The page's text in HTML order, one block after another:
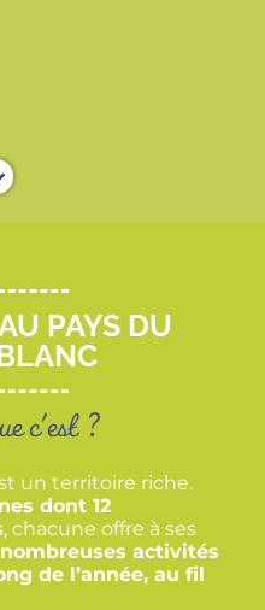
PAYS DU
c'est ?
un territoire riche.
dont 12
, chacune offre à ses
nombreuses activités
de l’année, au fil